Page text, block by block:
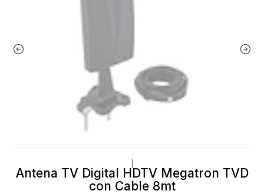
Antena TV Digital HDTV Megatron TVD
con Cable 8mt